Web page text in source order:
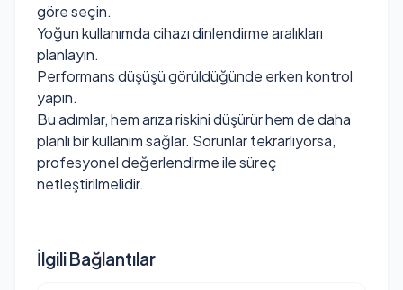
göre seçin.
Yoğun kullanımda cihazı dinlendirme aralıkları
planlayın.
Performans düşüşü görüldüğünde erken kontrol
yapın.
Bu adımlar, hem arıza riskini düşürür hem de daha
planlı bir kullanım sağlar. Sorunlar tekrarlıyorsa,
profesyonel değerlendirme ile süreç
netleştirilmelidir.
İlgili Bağlantılar